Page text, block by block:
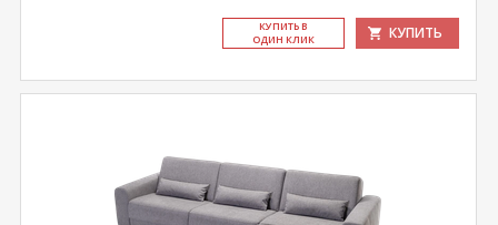
КУ­ПИТЬ В
ОДИН КЛИК
КУПИТЬ